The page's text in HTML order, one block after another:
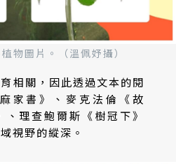
物圖片。（溫佩妤攝）
相關，因此透過文本的閱
家書》、麥克法倫《故
理查鮑爾斯《樹冠下》
視野的縱深。